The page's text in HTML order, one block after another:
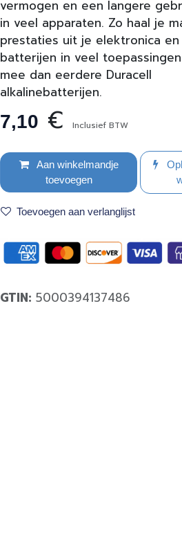
vermogen en een langere
in veel apparaten. Zo haal je
prestaties uit je elektronica
batterijen in veel
mee dan eerdere Duracell
alkalinebatterijen.
7,10 € Inclusief BTW
Aan winkelmandje
toevoegen
Toevoegen aan verlanglijst
GTIN: 5000394137486